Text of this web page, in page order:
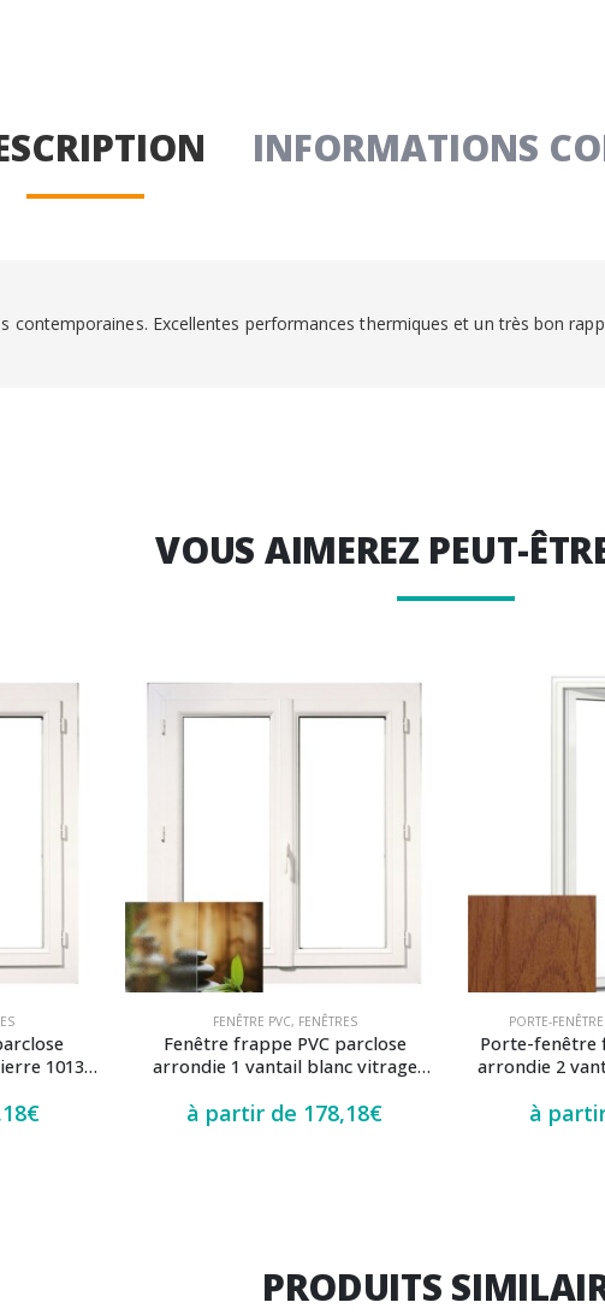
INFORMATIONS
contemporaines. Excellentes performances thermiques et un très bon
VOUS AIMEREZ PEUT-
1013
€
FENÊTRE PVC, FENÊTRES
Fenêtre frappe PVC parclose
arrondie 1 vantail blanc vitrage
à partir de 178,18€
PORTE-
Porte-fenêtre
arrondie 2
à
PRODUITS